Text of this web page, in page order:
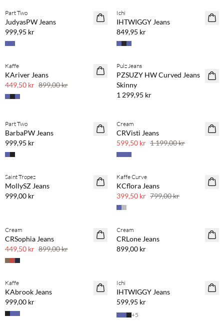
Part Two
JudyasPW Jeans
999,95 kr
Ichi
IHTWIGGY Jeans
849,95 kr
SAVE20
Kaffe
KAriver Jeans
449,50 kr 899,00 kr
Pulz Jeans
PZSUZY HW Curved Jeans
Skinny
1 299,95 kr
Part Two
BarbaPW Jeans
999,95 kr
SAVE20
Cream
CRVisti Jeans
599,50 kr 1 199,00 kr
BASIC
Saint Tropez
MollySZ Jeans
999,00 kr
SAVE20
Kaffe Curve
KCflora Jeans
399,50 kr 799,00 kr
SAVE20
50 % rabatt
Cream
CRSophia Jeans
449,50 kr 899,00 kr
Cream
CRLone Jeans
899,00 kr
Kaffe
KAbrook Jeans
999,00 kr
Ichi
IHTWIGGY Jeans
599,95 kr
+5